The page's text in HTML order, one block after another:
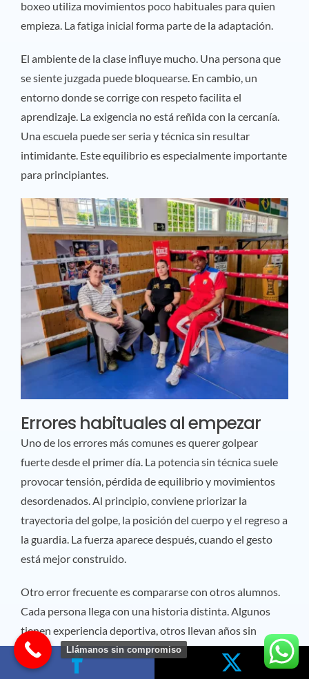
boxeo utiliza movimientos poco habituales para quien
empieza. La fatiga inicial forma parte de la adaptación.
El ambiente de la clase influye mucho. Una persona que
se siente juzgada puede bloquearse. En cambio, un
entorno donde se corrige con respeto facilita el
aprendizaje. La exigencia no está reñida con la cercanía.
Una escuela puede ser seria y técnica sin resultar
intimidante. Este equilibrio es especialmente importante
para principiantes.
Errores habituales al empezar
Uno de los errores más comunes es querer golpear
fuerte desde el primer día. La potencia sin técnica suele
provocar tensión, pérdida de equilibrio y movimientos
desordenados. Al principio, conviene priorizar la
trayectoria del golpe, la posición del cuerpo y el regreso a
la guardia. La fuerza aparece después, cuando el gesto
está mejor construido.
Otro error frecuente es compararse con otros alumnos.
Cada persona llega con una historia distinta. Algunos
tienen experiencia deportiva, otros llevan años sin
entrenar y otros aprenden rápido ciertos movimientos
pero se atascan en otros. Compararse puede generar
Llámanos sin compromiso